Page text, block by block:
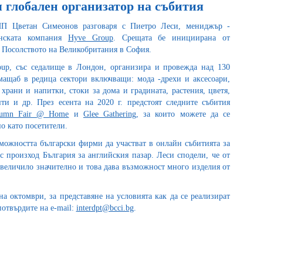
организатор на събития
Цветан Симеонов разговаря с Пиетро Леси, мениджър -
компания Hyve Group. Срещата бе инициирана от
на Великобритания в София.
със седалище в Лондон, организира и провежда над 130
в редица сектори включващи: мода -дрехи и аксесоари,
и напитки, стоки за дома и градината, растения, цветя,
и др. През есента на 2020 г. предстоят следните събития
Fair @ Home и Glee Gathering, за които можете да се
като посетители.
български фирми да участват в онлайн събитията за
произход България за английския пазар. Леси сподели, че от
значително и това дава възможност много изделия от
за представяне на условията как да се реализират
на e-mail: interdpt@bcci.bg.